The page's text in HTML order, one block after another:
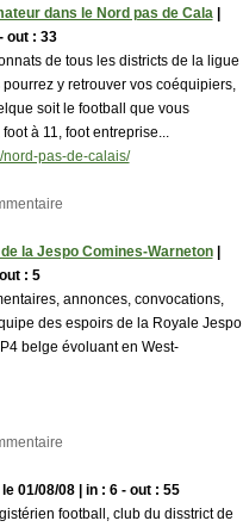
dans le Nord pas de Cala|
out : 33
de tous les districts de la ligue
y retrouver vos coéquipiers,
soit le football que vous
à 11, foot entreprise...
nord-pas-de-calais/
la Jespo Comines-Warneton|
: 5
annonces, convocations,
des espoirs de la Royale Jespo
belge évoluant en West-
01/08/08 | in : 6 - out : 55
football, club du disstrict de